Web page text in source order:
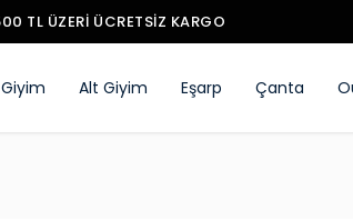
TL ÜZERI ÜCRETSIZ KARGO
Alt Giyim Eşarp Çanta